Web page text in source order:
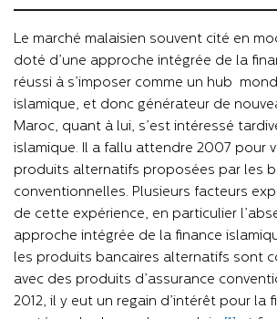
Le marché malaisien souvent cité en
doté d’une approche intégrée de la
réussi à s’imposer comme un hub
islamique, et donc générateur de
Maroc, quant à lui, s’est intéressé
islamique. Il a fallu attendre 2007 pour
produits alternatifs proposées par les
conventionnelles. Plusieurs facteurs
de cette expérience, en particulier
approche intégrée de la finance
les produits bancaires alternatifs sont
avec des produits d’assurance
2012, il y eut un regain d’intérêt pour la